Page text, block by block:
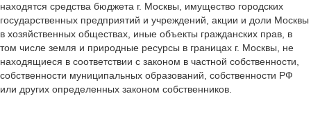
находятся средства бюджета г. Москвы, имущество городских
государственных предприятий и учреждений, акции и доли Москвы
в хозяйственных обществах, иные объекты гражданских прав, в
том числе земля и природные ресурсы в границах г. Москвы, не
находящиеся в соответствии с законом в частной собственности,
собственности муниципальных образований, собственности РФ
или других определенных законом собственников.